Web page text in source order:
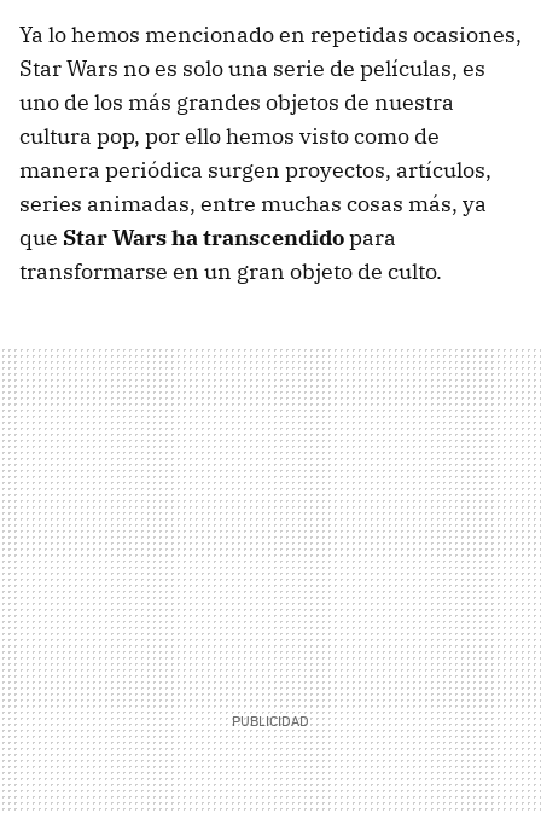
Ya lo hemos mencionado en repetidas ocasiones,
Star Wars no es solo una serie de películas, es
uno de los más grandes objetos de nuestra
cultura pop, por ello hemos visto como de
manera periódica surgen proyectos, artículos,
series animadas, entre muchas cosas más, ya
que Star Wars ha transcendidopara
transformarse en un gran objeto de culto.